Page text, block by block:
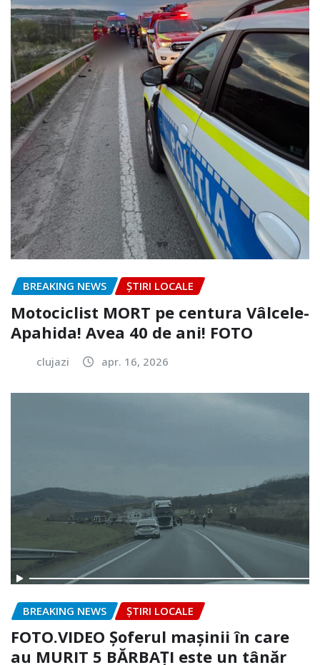
BREAKING NEWS ȘTIRI LOCALE
Motociclist MORT pe centura Vâlcele-
Apahida! Avea 40 de ani! FOTO
clujazi apr. 16, 2026
BREAKING NEWS ȘTIRI LOCALE
FOTO.VIDEO Șoferul mașinii în care
au MURIT 5 BĂRBAȚI este un tânăr